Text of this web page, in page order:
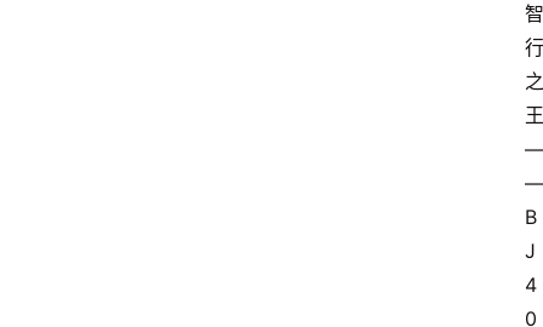
智
行
之
王
—
—
B
J
4
0